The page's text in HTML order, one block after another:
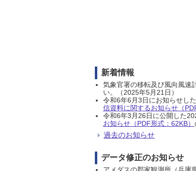
新着情報
気象官署の移転及び風向風速
い。（2025年5月21日）
令和6年6月3日にお知らせし
信資料に関するお知らせ（
令和6年3月26日に公開した
お知らせ（PDF形式：62KB）
過去のお知らせ
データ修正のお知らせ
アメダスの郡家観測所（兵庫